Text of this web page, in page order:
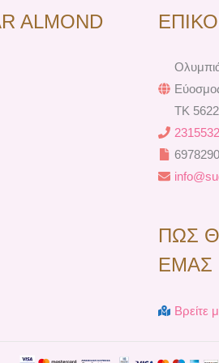
o
r
g
a
m
ALMOND
TK
ΠΩΣ
ΕΜΑΣ
Βρείτε